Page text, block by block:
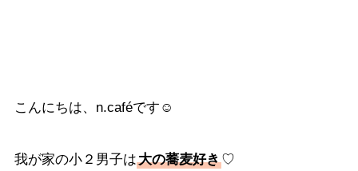
こんにちは、n.caféです☺
我が家の小２男子は大の蕎麦好き♡